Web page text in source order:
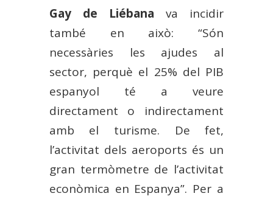
Gay de Liébana va incidir
també en això: “Són
necessàries les ajudes al
sector, perquè el 25% del PIB
espanyol té a veure
directament o indirectament
amb el turisme. De fet,
l’activitat dels aeroports és un
gran termòmetre de l’activitat
econòmica en Espanya”. Per a